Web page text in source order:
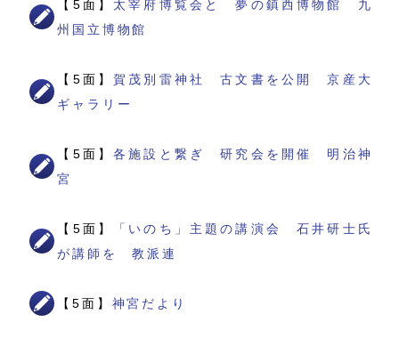
【5面】 太宰府博覧会と 夢の鎮西博物館 九
州国立博物館
【5面】賀茂別雷神社 古文書を公開 京産大
ギャラリー
【5面】各施設と繋ぎ 研究会を開催 明治神
宮
【5面】
「いのち」主題の講演会 石井研士氏
が講師を 教派連
【5面】 神宮だより